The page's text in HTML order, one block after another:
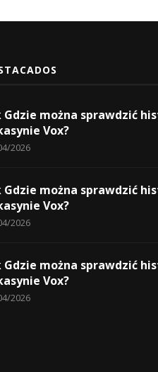
Gdzie można sprawdzić
Vox?
2026
Gdzie można sprawdzić
Vox?
2026
Gdzie można sprawdzić
Vox?
2026